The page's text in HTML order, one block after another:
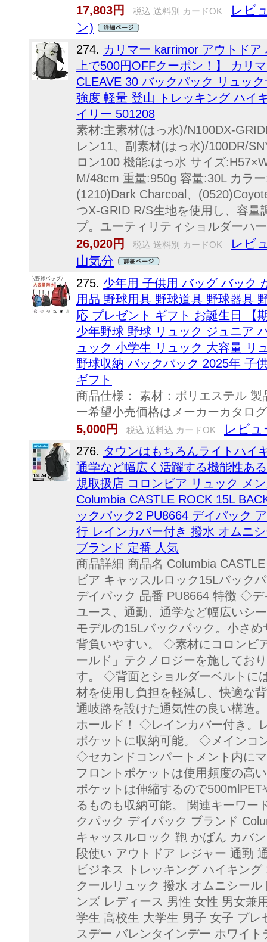
17,803円
税込 送料別 カードOK
レビ
ン)
274. カリマー karrimor アウトド
上で500円OFFクーポン！】 カリ
CLEAVE 30 バックパック リュッ
強度 軽量 登山 トレッキング ハイ
イリー 501208
素材:主素材(はっ水)/N100DX-
レン11、副素材(はっ水)/100DR/
ロン100 機能:はっ水 サイズ
M/48cm 重量:950g 容量:30L カラ
(1210)Dark Charcoal、
つX-GRID R/S生地を使用し、容量
プ。ユーティリティショルダーハ
26,020円
税込 送料別 カードOK
レビ
山気分
275. 少年用 子供用 バッグ バック
用品 野球用具 野球道具 野球器具
応 プレゼント ギフト お誕生日 【
少年野球 野球 リュック ジュニア
ュック 小学生 リュック 大容量 リ
野球収納 バックパック 2025年 子
ギフト
商品仕様： 素材：ポリエステル
ー希望小売価格はメーカーカタロ
5,000円
税込 送料込 カードOK レビュ
276. タウンはもちろんライトハイ
通学など幅広く活躍する機能性あ
規取扱店 コロンビア リュック メ
Columbia CASTLE ROCK 15L
ックパック2 PU8664 デイパック
行 レインカバー付き 撥水 オムニ
ブランド 定番 人気
商品詳細 商品名 Columbia
ビア キャッスルロック15Lバック
デイパック 品番 PU8664 特徴 ◇
ユース、通勤、通学など幅広いシ
モデルの15Lバックパック。小さ
背負いやすい。 ◇素材にコロンビ
ールド」テクノロジーを施してお
す。 ◇背面とショルダーベルトに
材を使用し負担を軽減し、快適な
通岐路を設けた通気性の良い構造
ホールド！ ◇レインカバー付き。
ポケットに収納可能。 ◇メインコ
◇セカンドコンパートメント内に
フロントポケットは使用頻度の高
ポケットは伸縮するので
るものも収納可能。 関連キーワー
クパック デイパック ブランド
キャッスルロック 鞄 かばん カバ
段使い アウトドア レジャー 通勤
ビジネス トレッキング ハイキン
クールリュック 撥水 オムニシー
ンズ レディース 男性 女性 男女兼
学生 高校生 大学生 男子 女子 プ
スデー バレンタインデー ホワイ